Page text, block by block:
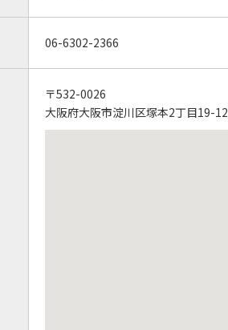
06-6302-2366
〒532-0026
大阪府大阪市淀川区塚本2丁目19-12